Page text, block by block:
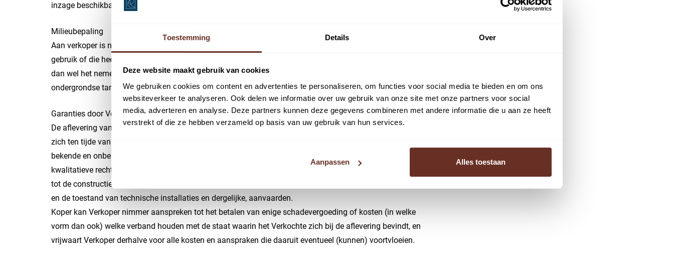
Toestemming Details Over
Deze website maakt gebruik van cookies
We gebruiken cookies om content en advertenties te personaliseren, om functies voor social media te bieden en om ons
websiteverkeer te analyseren. Ook delen we informatie over uw gebruik van onze site met onze partners voor social
media, adverteren en analyse. Deze partners kunnen deze gegevens combineren met andere informatie die u aan ze heeft
verstrekt of die ze hebben verzameld op basis van uw gebruik van hun services.
Aanpassen Alles toestaan
inzage beschikbaar.
Milieubepaling
Aan verkoper is niet bekend of de onroerende zaak verontreiniging bevat die ten nadele strekt van het
gebruik of die heeft geleid of zou kunnen leiden tot een verplichting tot schoning van de onroerende zaak,
dan wel het nemen van andere maatregelen. Aan verkoper is niet bekend of in de onroerende zaak een
ondergrondse tank voor het opslaan van (vloei)stoffen aanwezig is.
Garanties door Verkoper
De aflevering van het Verkochte (feitelijke) levering aan de koper zal geschieden in de staat waarin het
zich ten tijde van de Leveringsakte bevindt, “as-is, met alle daarbij behorende rechten en aanspraken,
bekende en onbekende, zichtbare en onzichtbare gebreken, heersende en lijdende erfdienstbaarheden en
kwalitatieve rechten. Bovendien zal Koper de feitelijke omstandigheden van het Verkochte met betrekking
tot de constructie, de gebruikte materialen, waaronder eventueel asbest, eventuele bodemverontreiniging
en de toestand van technische installaties en dergelijke, aanvaarden.
Koper kan Verkoper nimmer aanspreken tot het betalen van enige schadevergoeding of kosten (in welke
vorm dan ook) welke verband houden met de staat waarin het Verkochte zich bij de aflevering bevindt, en
vrijwaart Verkoper derhalve voor alle kosten en aanspraken die daaruit eventueel (kunnen) voortvloeien.